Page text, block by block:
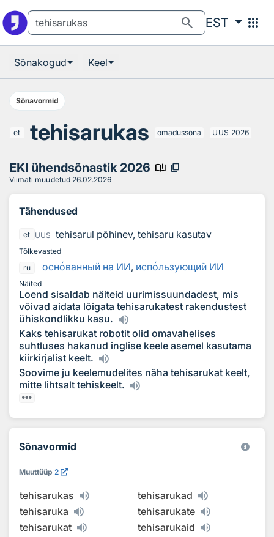
search EST apps
Sõnakogud Keel
Sõnavormid
et tehisarukas omadussõna UUS 2026
EKI ühendsõnastik 2026 book_ribbon content_copy
Viimati muudetud 26.02.2026
Tähendused
et UUS tehisarul põhinev, tehisaru kasutav
Tõlkevasted
ru
основанный на ИИ, использующий ИИ
Näited
Loend sisaldab näiteid uurimissuundadest, mis
võivad aidata lõigata tehisarukatest rakendustest
ühiskondlikku kasu.
Kaks tehisarukat robotit olid omavahelises
suhtluses hakanud inglise keele asemel kasutama
kiirkirjalist keelt.
Soovime ju keelemudelites näha tehisarukat keelt,
mitte lihtsalt tehiskeelt.
Sõnavormid
Muuttüüp 2
tehisarukas
tehisarukad
tehisaruka
tehisarukate
tehisarukat
tehisarukaid